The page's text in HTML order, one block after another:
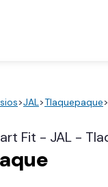
>JAL>Tlaquepaque>
Fit - JAL -